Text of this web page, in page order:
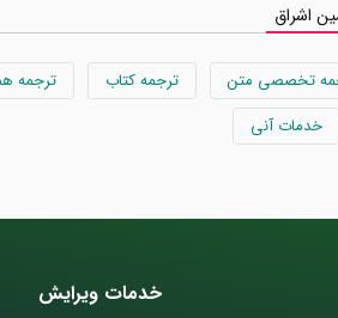
اشراق
تخصصی متن ترجمه کتاب ترجمه
خدمات آنی
خدمات ویرایش